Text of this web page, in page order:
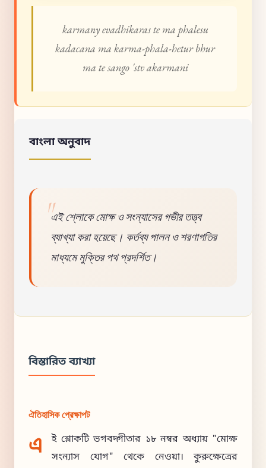
karmany evadhikaras te ma phalesu
kadacana ma karma-phala-hetur bhur
ma te sango 'stv akarmani
বাংলা অনুবাদ
এই শ্লোকে মোক্ষ ও সংন্যাসের গভীর তত্ত্ব
ব্যাখ্যা করা হয়েছে। কর্তব্য পালন ও শরণাগতির
মাধ্যমে মুক্তির পথ প্রদর্শিত।
বিস্তারিত ব্যাখ্যা
ঐতিহাসিক প্রেক্ষাপট
এ
ই শ্লোকটি ভগবদ্গীতার ১৮ নম্বর অধ্যায় "মোক্ষ
সংন্যাস যোগ" থেকে নেওয়া। কুরুক্ষেত্রের